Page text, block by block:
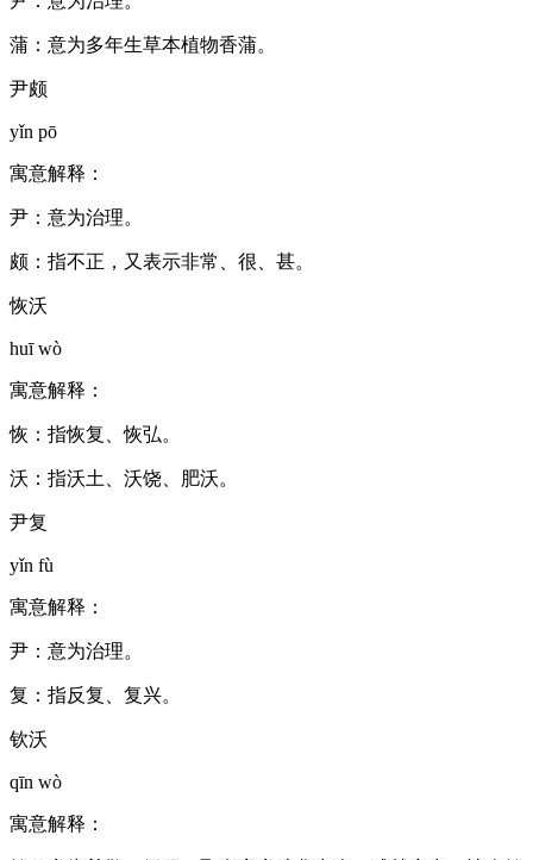
蒲：意为多年生草本植物香蒲。
尹颇
yǐn pō
寓意解释：
尹：意为治理。
颇：指不正，又表示非常、很、甚。
恢沃
huī wò
寓意解释：
恢：指恢复、恢弘。
沃：指沃土、沃饶、肥沃。
尹复
yǐn fù
寓意解释：
尹：意为治理。
复：指反复、复兴。
钦沃
qīn wò
寓意解释：